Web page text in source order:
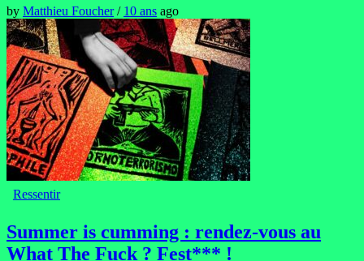
by Matthieu Foucher/ 10 ans ago
Ressentir
Summer is cumming : rendez-vous au
What The Fuck ? Fest*** !